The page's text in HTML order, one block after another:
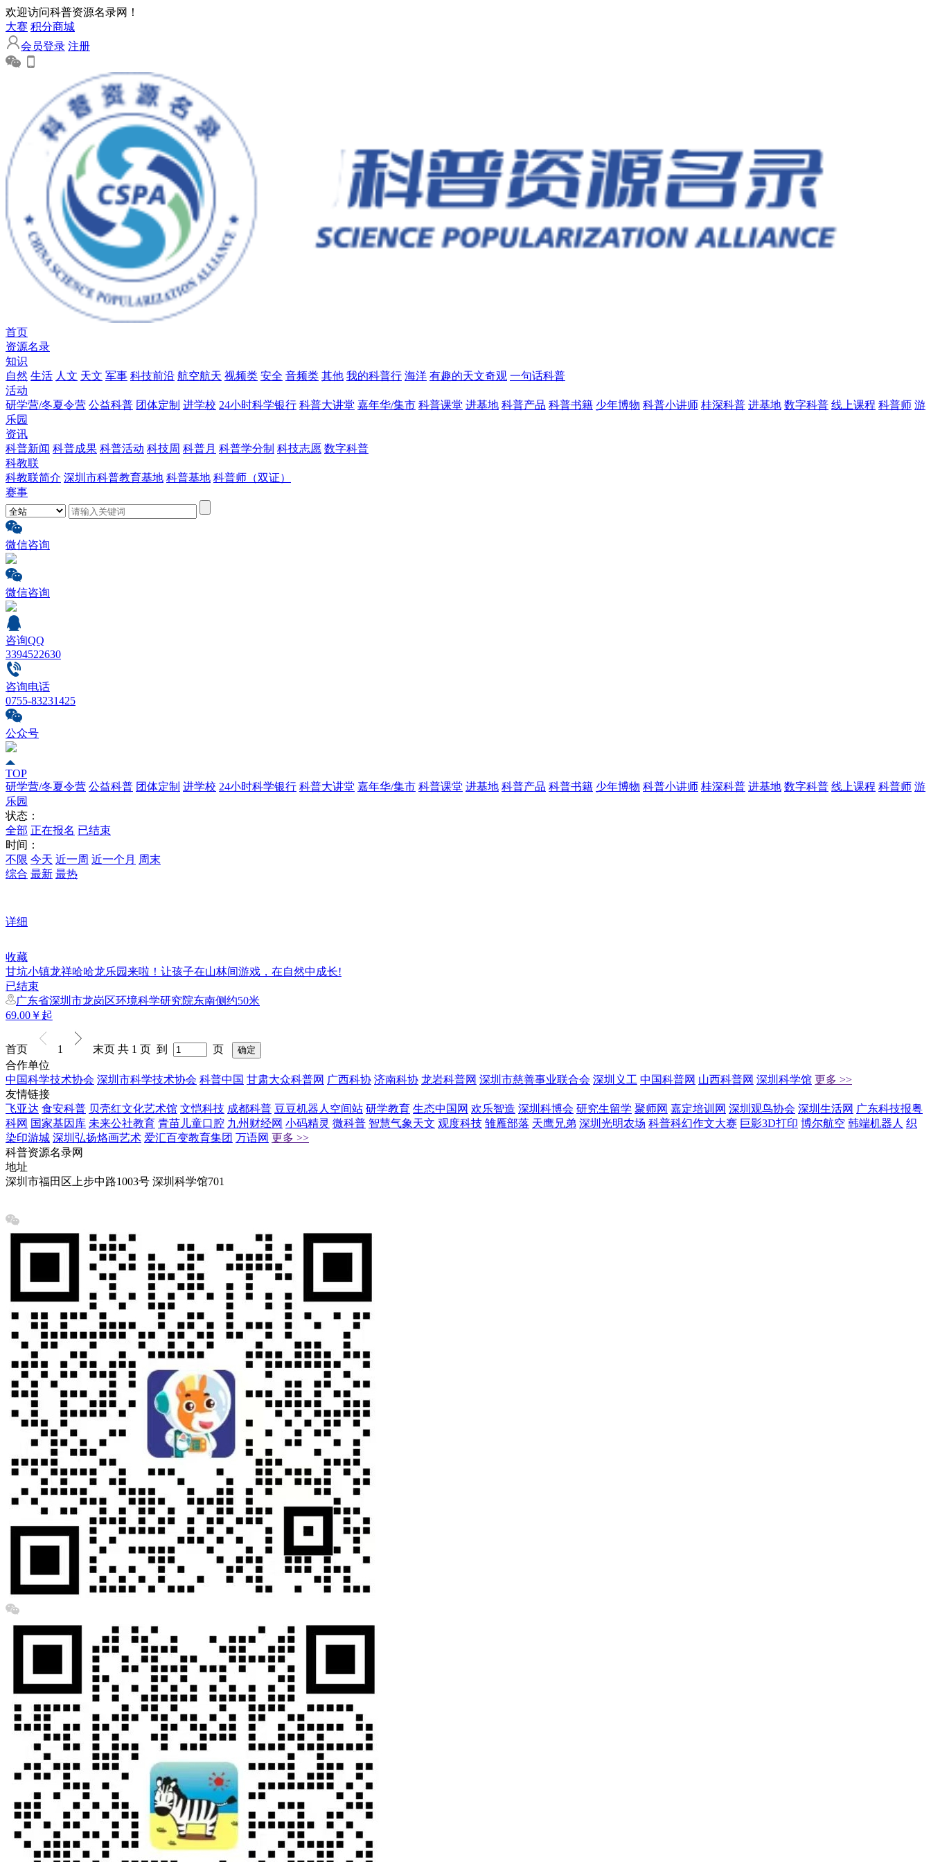
欢迎访问科普资源名录网！
大赛 积分商城
会员登录 注册
首页
资源名录
知识
自然 生活 人文 天文 军事 科技前沿 航空航天 视频类 安全 音频类 其他 我的科普行 海洋 有趣的天文奇观 一句话科普
活动
研学营/冬夏令营 公益科普 团体定制 进学校 24小时科学银行 科普大讲堂 嘉年华/集市 科普课堂 进基地 科普产品 科普书籍 少年博物 科普小讲师 桂深科普 进基地 数字科普 线上课程 科普师 游
乐园
资讯
科普新闻 科普成果 科普活动 科技周 科普月 科普学分制 科技志愿 数字科普
科教联
科教联简介 深圳市科普教育基地 科普基地 科普师（双证）
赛事
微信咨询
微信咨询
咨询QQ
3394522630
咨询电话
0755-83231425
公众号
TOP
研学营/冬夏令营 公益科普 团体定制 进学校 24小时科学银行 科普大讲堂 嘉年华/集市 科普课堂 进基地 科普产品 科普书籍 少年博物 科普小讲师 桂深科普 进基地 数字科普 线上课程 科普师 游
乐园
状态：
全部 正在报名 已结束
时间：
不限 今天 近一周 近一个月 周末
综合 最新 最热
详细
收藏
甘坑小镇龙祥哈哈龙乐园来啦！让孩子在山林间游戏，在自然中成长!
已结束
广东省深圳市龙岗区环境科学研究院东南侧约50米
69.00￥起
首页 1 末页 共 1 页 到
页
合作单位
中国科学技术协会 深圳市科学技术协会 科普中国 甘肃大众科普网 广西科协 济南科协 龙岩科普网 深圳市慈善事业联合会 深圳义工 中国科普网 山西科普网 深圳科学馆 更多 >>
友情链接
飞亚达 食安科普 贝壳红文化艺术馆 文恺科技 成都科普 豆豆机器人空间站 研学教育 生态中国网 欢乐智造 深圳科博会 研究生留学 聚师网 嘉定培训网 深圳观鸟协会 深圳生活网 广东科技报粤
科网 国家基因库 未来公社教育 青苗儿童口腔 九州财经网 小码精灵 微科普 智慧气象天文 观度科技 雏雁部落 天鹰兄弟 深圳光明农场 科普科幻作文大赛 巨影3D打印 博尔航空 韩端机器人 织
染印游城 深圳弘扬烙画艺术 爱汇百变教育集团 万语网 更多 >>
科普资源名录网
地址
深圳市福田区上步中路1003号 深圳科学馆701